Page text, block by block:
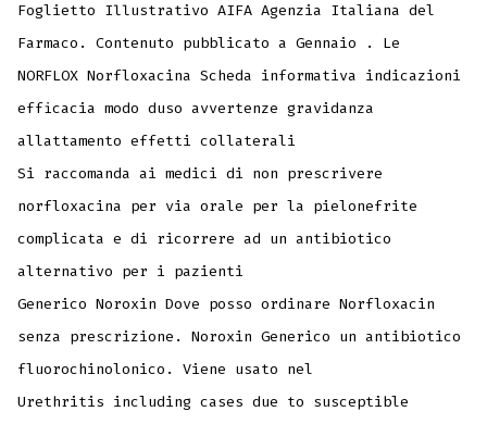
Foglietto Illustrativo AIFA Agenzia Italiana del
Farmaco. Contenuto pubblicato a Gennaio . Le
NORFLOX Norfloxacina Scheda informativa indicazioni
efficacia modo duso avvertenze gravidanza
allattamento effetti collaterali
Si raccomanda ai medici di non prescrivere
norfloxacina per via orale per la pielonefrite
complicata e di ricorrere ad un antibiotico
alternativo per i pazienti
Generico Noroxin Dove posso ordinare Norfloxacin
senza prescrizione. Noroxin Generico un antibiotico
fluorochinolonico. Viene usato nel
Urethritis including cases due to susceptible